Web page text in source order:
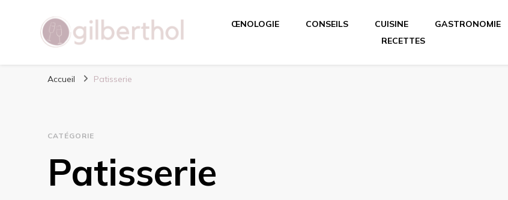
Gilbertholl
ŒNOLOGIE CONSEILS CUISINE GASTRONOMIE
RECETTES
Accueil Patisserie
CATÉGORIE
Patisserie